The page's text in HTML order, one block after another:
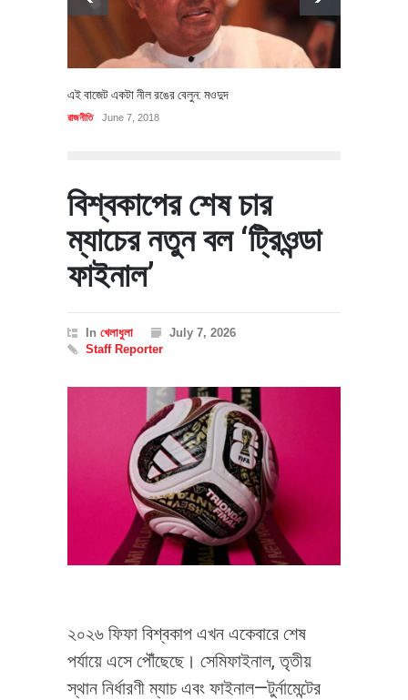
এই বাজেট একটা নীল রঙের বেলুন: মওদুদ
রাজনীতি June 7, 2018
বিশ্বকাপের শেষ চার
ম্যাচের নতুন বল ‘ট্রিওন্ডা
ফাইনাল’
In খেলাধুলা
July 7, 2026
Staff Reporter
২০২৬ ফিফা বিশ্বকাপ এখন একেবারে শেষ
পর্যায়ে এসে পৌঁছেছে। সেমিফাইনাল, তৃতীয়
স্থান নির্ধারণী ম্যাচ এবং ফাইনাল—টুর্নামেন্টের